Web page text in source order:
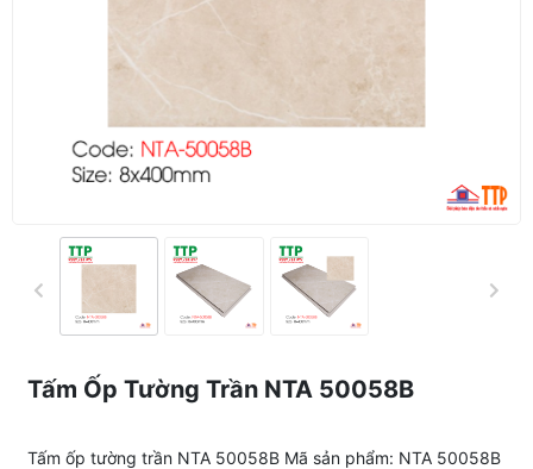
Tấm Ốp Tường Trần NTA 50058B
Tấm ốp tường trần NTA 50058B Mã sản phẩm: NTA 50058B